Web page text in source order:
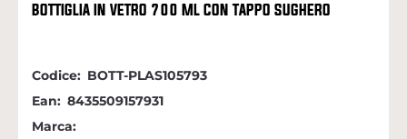
BOTTIGLIA IN VETRO 700 ML CON TAPPO SUGHERO
Codice: BOTT-PLAS105793
Ean: 8435509157931
Marca: